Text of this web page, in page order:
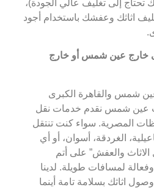
إلى تغليف عالي الجودة)،
اثاثك وعفشك باستخدام أجود
خارج عين شمس أو خارج
عين شمس والقاهرة الكبرى
عين شمس نقدم خدمات نقل
المصرية. سواء كنت تنتقل
الغردقة، أسوان، أو أي
والعفش” على أتم
لمسافات طويلة. لدينا
اثاثك بسلامة تامة أينما